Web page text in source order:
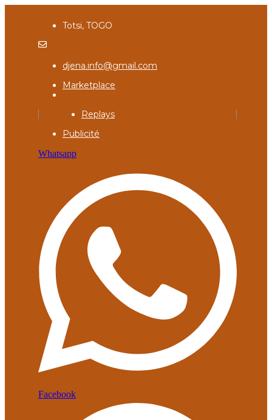
Totsi, TOGO
djena.info@gmail.com
Marketplace
Replays
Publicité
Whatsapp
Facebook